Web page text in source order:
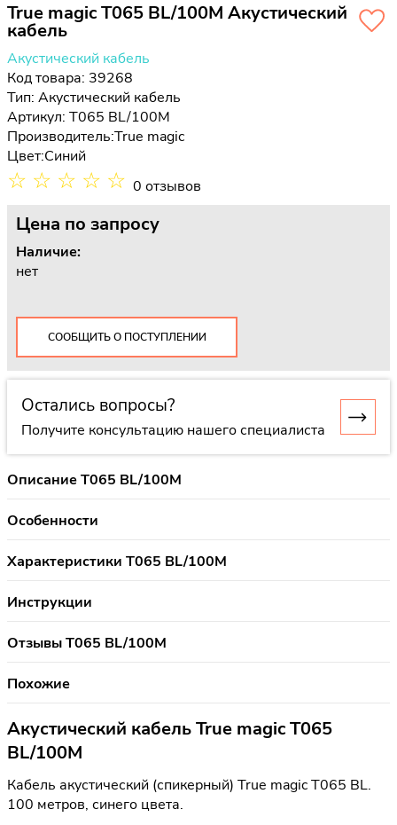
True magic T065 BL/100M Акустический
кабель
Акустический кабель
Код товара: 39268
Тип: Акустический кабель
Артикул: T065 BL/100M
Производитель:True magic
Цвет:Синий
☆ ☆ ☆ ☆ ☆ 0 отзывов
Цена по запросу
Наличие:
нет
СООБЩИТЬ О ПОСТУПЛЕНИИ
Остались вопросы?
Получите консультацию нашего специалиста
Описание T065 BL/100M
Особенности
Характеристики T065 BL/100M
Инструкции
Отзывы T065 BL/100M
Похожие
Акустический кабель True magic T065
BL/100M
Кабель акустический (спикерный) True magic T065 BL.
100 метров, синего цвета.